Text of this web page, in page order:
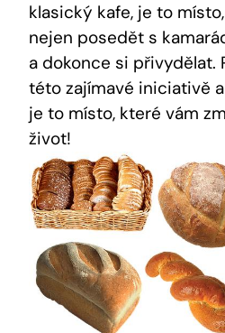
klasický kafe, je to
nejen posedět s
a dokonce si přivydělat.
této zajímavé iniciativě
je to místo, které vám
život!